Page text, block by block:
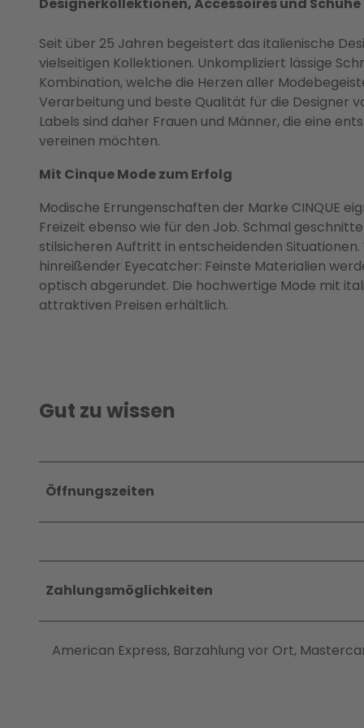
p
Seit über 25 Jahren begeistert das italienische
vielseitigen Kollektionen. Unkompliziert lässige
Kombination, welche die Herzen aller
Verarbeitung und beste Qualität für die Designer
Labels sind daher Frauen und Männer, die eine
vereinen möchten.
Mit Cinque Mode zum Erfolg
Modische Errungenschaften der Marke CINQUE
Freizeit ebenso wie für den Job. Schmal
stilsicheren Auftritt in entscheidenden
hinreißender Eyecatcher: Feinste Materialien
optisch abgerundet. Die hochwertige Mode mit
attraktiven Preisen erhältlich.
Gut zu wissen
Öffnungszeiten
Zahlungsmöglichkeiten
American Express, Barzahlung vor Ort,